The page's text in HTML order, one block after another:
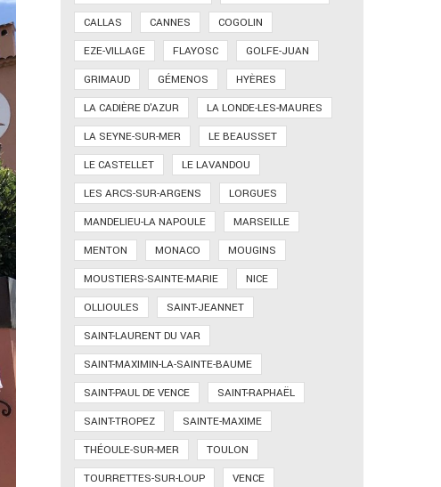
CALLAS
CANNES
COGOLIN
EZE-VILLAGE
FLAYOSC
GOLFE-JUAN
GRIMAUD
GÉMENOS
HYÈRES
LA CADIÈRE D'AZUR
LA LONDE-LES-MAURES
LA SEYNE-SUR-MER
LE BEAUSSET
LE CASTELLET
LE LAVANDOU
LES ARCS-SUR-ARGENS
LORGUES
MANDELIEU-LA NAPOULE
MARSEILLE
MENTON
MONACO
MOUGINS
MOUSTIERS-SAINTE-MARIE
NICE
OLLIOULES
SAINT-JEANNET
SAINT-LAURENT DU VAR
SAINT-MAXIMIN-LA-SAINTE-BAUME
SAINT-PAUL DE VENCE
SAINT-RAPHAËL
SAINT-TROPEZ
SAINTE-MAXIME
THÉOULE-SUR-MER
TOULON
TOURRETTES-SUR-LOUP
VENCE